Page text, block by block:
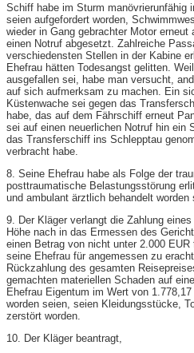
Schiff habe im Sturm manövrierunfähig
seien aufgefordert worden,
wieder in Gang gebrachter Motor
einen Notruf abgesetzt. Zahlreiche
verschiedensten Stellen in der Kabine
Ehefrau hätten Todesangst gelitten.
ausgefallen sei, habe man versucht,
auf sich aufmerksam zu machen. Ein
Küstenwache sei gegen das
habe, das auf dem Fährschiff erneut
sei auf einen neuerlichen Notruf hin ein
das Transferschiff ins Schlepptau
verbracht habe.
8. Seine Ehefrau habe als Folge der
posttraumatische Belastungsstörung
und ambulant ärztlich behandelt worden
9. Der Kläger verlangt die Zahlung
Höhe nach in das Ermessen des
einen Betrag von nicht unter 2.000
seine Ehefrau für angemessen zu
Rückzahlung des gesamten
gemachten materiellen Schaden auf
Ehefrau Eigentum im Wert von
worden seien, seien Kleidungsstücke,
zerstört worden.
10. Der Kläger beantragt,